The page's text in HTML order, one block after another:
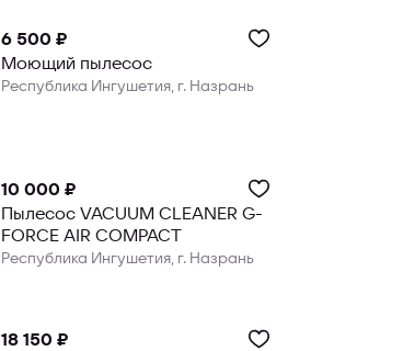
6 500 ₽
Моющий пылесос
Республика Ингушетия, г. Назрань
10 000 ₽
Пылесос VACUUM CLEANER G-
FORCE AIR COMPACT
Республика Ингушетия, г. Назрань
18 150 ₽